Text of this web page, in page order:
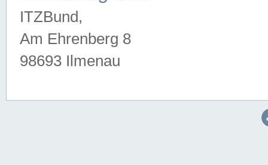
ITZBund,
Am Ehrenberg 8
98693 Ilmenau